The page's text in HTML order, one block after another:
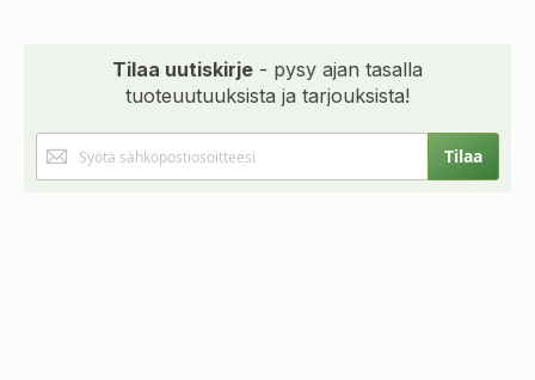
Tilaa uutiskirje - pysy ajan tasalla
tuoteuutuuksista ja tarjouksista!
uutiskirjeemme:
Tilaa